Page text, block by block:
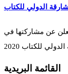
الدولي للكتاب
عن مشاركتها في
للكتاب 2020
القائمة البريدية